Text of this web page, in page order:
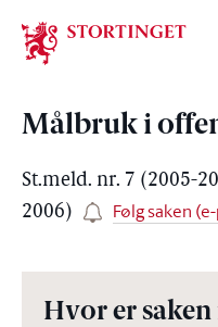
Stortinget.no
Målbruk i
St.meld. nr. 7 (2005-
2006)
Følg saken
Hvor er saken